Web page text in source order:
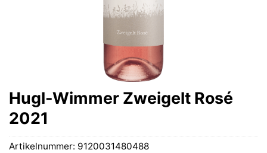
Hugl-Wimmer Zweigelt Rosé
2021
Artikelnummer: 9120031480488